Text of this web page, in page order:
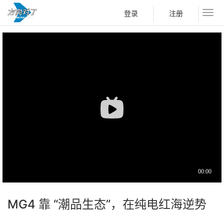
登录 注册
MG4 靠 “潮品生态”，在纯电红海逆势